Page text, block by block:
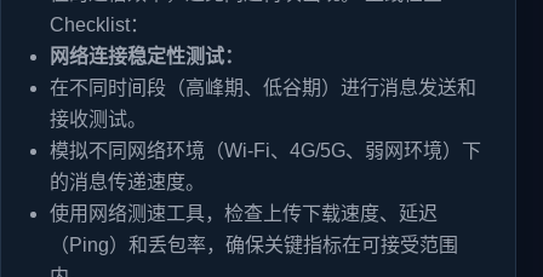
Checklist：
网络连接稳定性测试：
在不同时间段（高峰期、低谷期）进行消息发送和
接收测试。
模拟不同网络环境（Wi-Fi、4G/5G、弱网环境）下
的消息传递速度。
使用网络测速工具，检查上传下载速度、延迟
（Ping）和丢包率，确保关键指标在可接受范围